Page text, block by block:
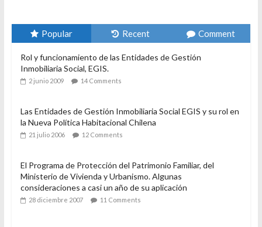
Popular Recent Comment
Rol y funcionamiento de las Entidades de Gestión
Inmobiliaria Social, EGIS.
2 junio 2009 14 Comments
Las Entidades de Gestión Inmobiliaria Social EGIS y su rol en
la Nueva Política Habitacional Chilena
21 julio 2006 12 Comments
El Programa de Protección del Patrimonio Familiar, del
Ministerio de Vivienda y Urbanismo. Algunas
consideraciones a casi un año de su aplicación
28 diciembre 2007 11 Comments